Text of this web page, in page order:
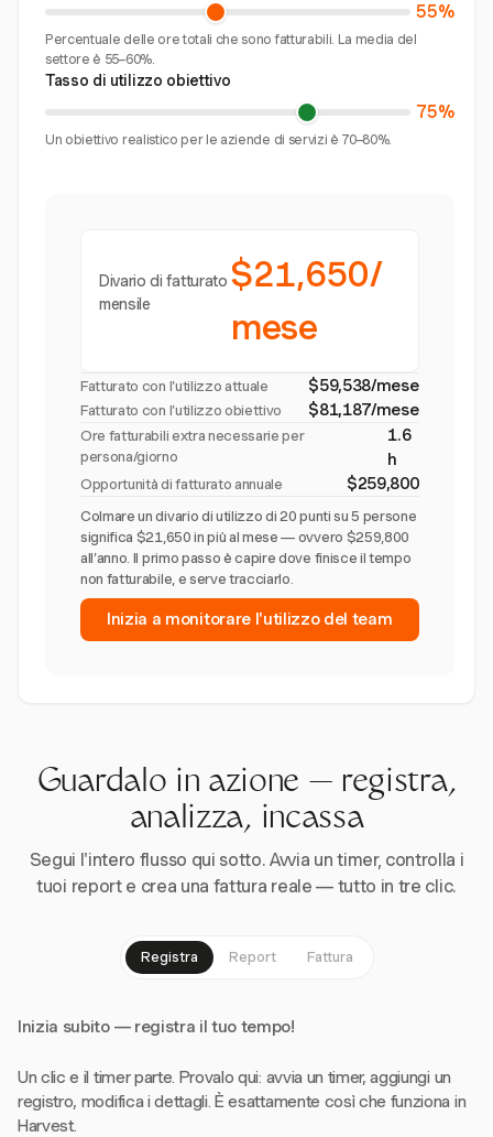
55%
Percentuale delle ore totali che sono fatturabili. La media del
settore è 55–60%.
Tasso di utilizzo obiettivo
75%
Un obiettivo realistico per le aziende di servizi è 70–80%.
Divario di fatturato
mensile
$21,650/
mese
Fatturato con l'utilizzo attuale $59,538/mese
Fatturato con l'utilizzo obiettivo $81,187/mese
Ore fatturabili extra necessarie per
persona/giorno
1.6
h
Opportunità di fatturato annuale $259,800
Colmare un divario di utilizzo di 20 punti su 5 persone
significa $21,650 in più al mese — ovvero $259,800
all'anno. Il primo passo è capire dove finisce il tempo
non fatturabile, e serve tracciarlo.
Inizia a monitorare l'utilizzo del team
Guardalo in azione — registra,
analizza, incassa
Segui l'intero flusso qui sotto. Avvia un timer, controlla i
tuoi report e crea una fattura reale — tutto in tre clic.
Registra Report Fattura
Inizia subito — registra il tuo tempo!
Un clic e il timer parte. Provalo qui: avvia un timer, aggiungi un
registro, modifica i dettagli. È esattamente così che funziona in
Harvest.